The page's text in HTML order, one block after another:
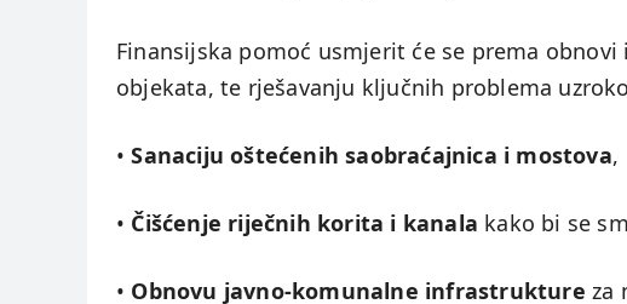
Finansijska pomoć usmjerit će se prema
objekata, te rješavanju ključnih problema
•Sanaciju oštećenih saobraćajnica i mostova,
• Čišćenje riječnih korita i kanala kako bi se
• Obnovu javno-komunalne infrastrukture za